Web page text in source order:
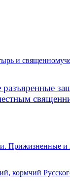
и
Прижизненные и
кормчий